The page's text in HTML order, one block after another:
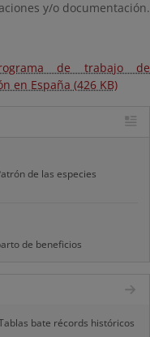
y/o documentación.
de trabajo de
en España (426 KB)
de las especies
de beneficios
bate récords históricos